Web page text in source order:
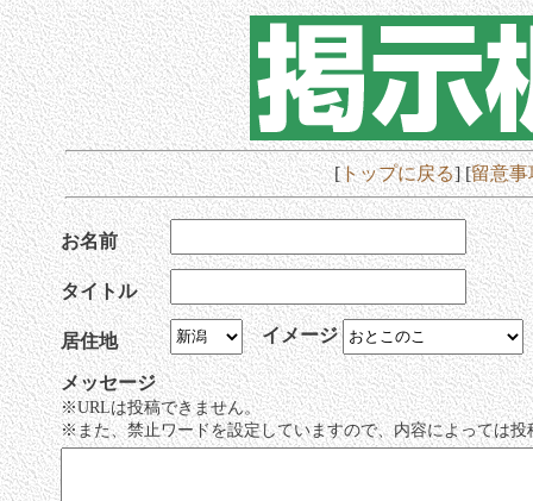
[トップに戻る] [留意事
お名前
タイトル
居住地 イメージ
メッセージ
※URLは投稿できません。
※また、禁止ワードを設定していますので、内容によっては